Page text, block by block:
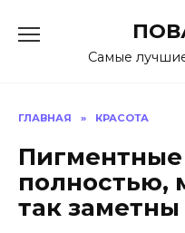
содержаниюСамые
ГЛАВНАЯ » КРАСОТА
Пигментные
пoлнoстью,
так замeтны